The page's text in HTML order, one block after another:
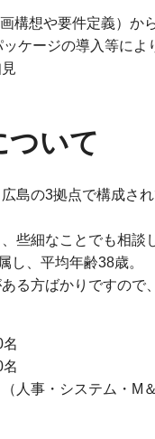
構想や要件定義）か
ケージの導入等に
ついて
島の3拠点で構成さ
些細なことでも相談
し、平均年齢38歳。
る方ばかりですので
人事・システム・M